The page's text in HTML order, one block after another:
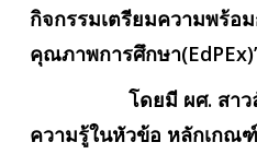
กิจกรรมเตรียมความพร้อ
คุณภาพการศึกษา
โดยมี ผศ. สาวลักษ
ความรู้ในหัวข้อ หลักเกณ